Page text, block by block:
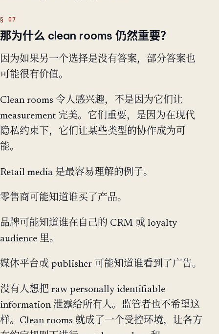
那为什么 clean rooms 仍然重要？
因为如果另一个选择是没有答案，部分答案也
可能很有价值。
Clean rooms 令人感兴趣，不是因为它们让
measurement 完美。它们重要，是因为在现代
隐私约束下，它们让某些类型的协作成为可
能。
Retail media 是最容易理解的例子。
零售商可能知道谁买了产品。
品牌可能知道谁在自己的 CRM 或 loyalty
audience 里。
媒体平台或 publisher 可能知道谁看到了广告。
没有人想把 raw personally identifiable
information 泄露给所有人。监管者也不希望这
样。Clean rooms 就成了一个受控环境，让各方